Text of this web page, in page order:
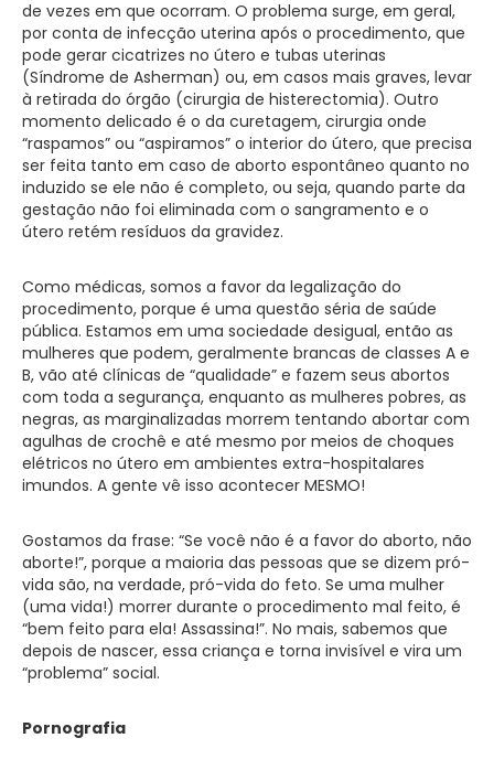
de vezes em que ocorram. O problema surge, em geral,
por conta de infecção uterina após o procedimento, que
pode gerar cicatrizes no útero e tubas uterinas
(Síndrome de Asherman) ou, em casos mais graves, levar
à retirada do órgão (cirurgia de histerectomia). Outro
momento delicado é o da curetagem, cirurgia onde
“raspamos” ou “aspiramos” o interior do útero, que precisa
ser feita tanto em caso de aborto espontâneo quanto no
induzido se ele não é completo, ou seja, quando parte da
gestação não foi eliminada com o sangramento e o
útero retém resíduos da gravidez.
Como médicas, somos a favor da legalização do
procedimento, porque é uma questão séria de saúde
pública. Estamos em uma sociedade desigual, então as
mulheres que podem, geralmente brancas de classes A e
B, vão até clínicas de “qualidade” e fazem seus abortos
com toda a segurança, enquanto as mulheres pobres, as
negras, as marginalizadas morrem tentando abortar com
agulhas de crochê e até mesmo por meios de choques
elétricos no útero em ambientes extra-hospitalares
imundos. A gente vê isso acontecer MESMO!
Gostamos da frase: “Se você não é a favor do aborto, não
aborte!”, porque a maioria das pessoas que se dizem pró-
vida são, na verdade, pró-vida do feto. Se uma mulher
(uma vida!) morrer durante o procedimento mal feito, é
“bem feito para ela! Assassina!”. No mais, sabemos que
depois de nascer, essa criança e torna invisível e vira um
“problema” social.
Pornografia